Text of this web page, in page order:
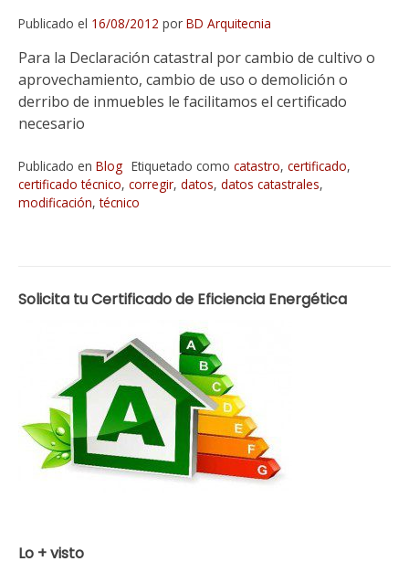
Publicado el 16/08/2012 por BD Arquitecnia
Para la Declaración catastral por cambio de cultivo o
aprovechamiento, cambio de uso o demolición o
derribo de inmuebles le facilitamos el certificado
necesario
Publicado en Blog Etiquetado como catastro, certificado,
certificado técnico, corregir, datos, datos catastrales,
modificación,técnico
Solicita tu Certificado de Eficiencia Energética
Lo + visto